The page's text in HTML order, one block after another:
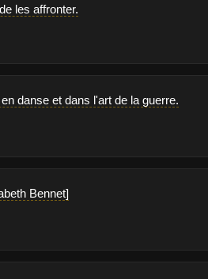
les affronter.
danse et dans l'art de la guerre.
Bennet]